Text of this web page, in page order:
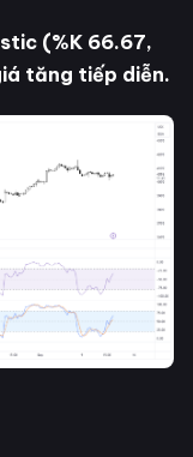
(%K 66.67,
tăng tiếp diễn.